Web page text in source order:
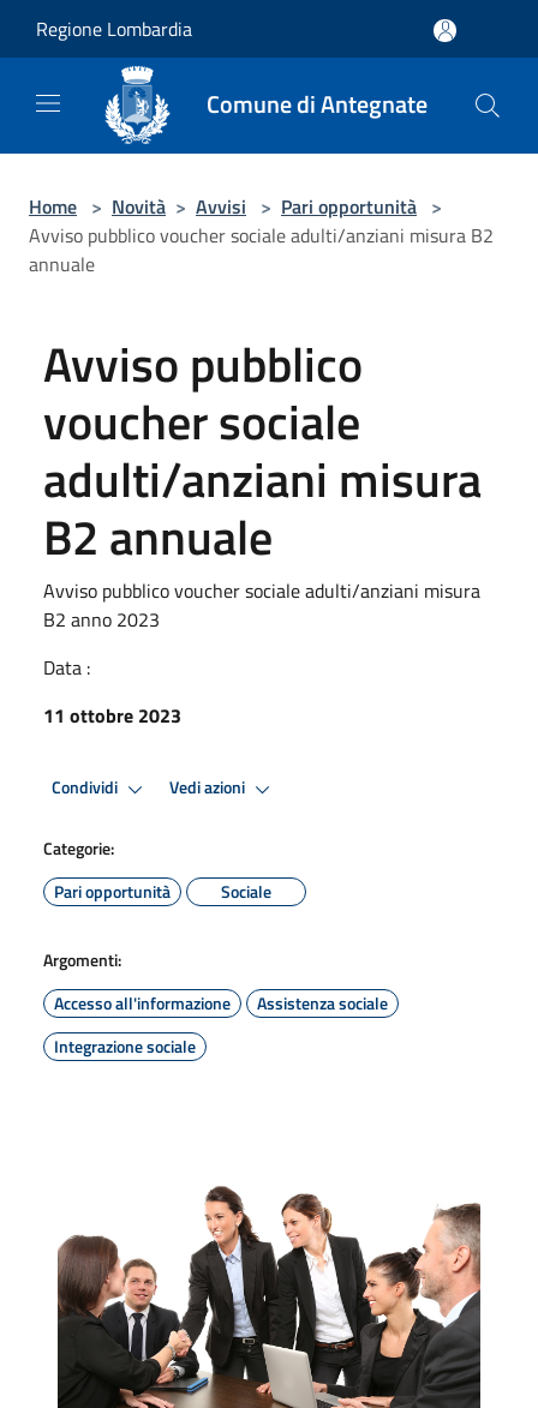
Regione Lombardia
Comune di Antegnate
Home > Novità > Avvisi > Pari opportunità >
Avviso pubblico voucher sociale adulti/anziani misura B2
annuale
Avviso pubblico
voucher sociale
adulti/anziani misura
B2 annuale
Avviso pubblico voucher sociale adulti/anziani misura
B2 anno 2023
Data :
11 ottobre 2023
Condividi Vedi azioni
Categorie:
Pari opportunità
Sociale
Argomenti:
Accesso all'informazione
Assistenza sociale
Integrazione sociale